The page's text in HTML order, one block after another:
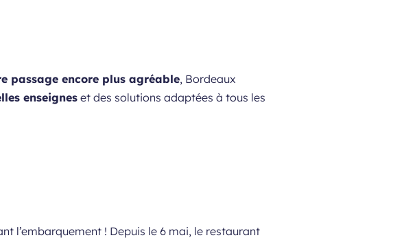
passage encore plus agréable, Bordeaux
enseignes et des solutions adaptées à tous les
l’embarquement ! Depuis le 6 mai, le restaurant